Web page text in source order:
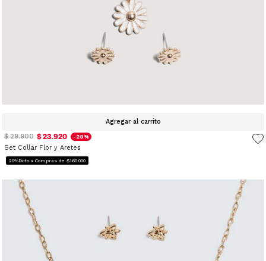
Agregar al carrito
$ 29.900 $ 23.920 -20%
Set Collar Flor y Aretes
20%Dcto x Compras de $160.000